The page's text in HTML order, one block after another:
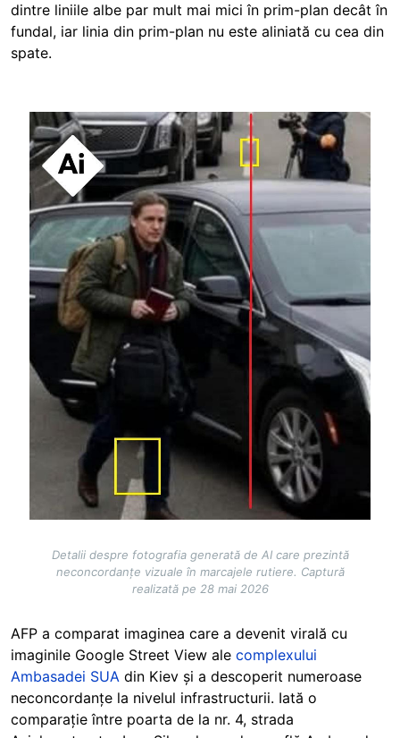
dintre liniile albe par mult mai mici în prim-plan decât în
fundal, iar linia din prim-plan nu este aliniată cu cea din
spate.
Image
Detalii despre fotografia generată de AI care prezintă
neconcordanțe vizuale în marcajele rutiere. Captură
realizată pe 28 mai 2026
AFP a comparat imaginea care a devenit virală cu
imaginile Google Street View ale complexului
Ambasadei SUA din Kiev și a descoperit numeroase
neconcordanțe la nivelul infrastructurii. Iată o
comparație între poarta de la nr. 4, strada